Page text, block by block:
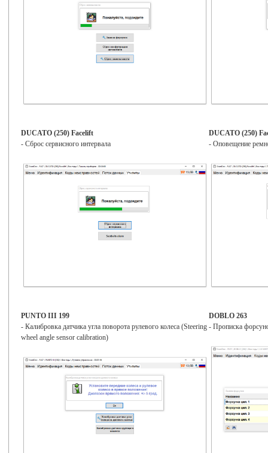
DUCATO (250) Facelift
- Сброс сервисного интервала
DUCATO (250)
- Оповещение
PUNTO III 199
- Калибровка датчика угла поворота рулевого колеса (Steering
wheel angle sensor calibration)
DOBLO 263
- Прописка